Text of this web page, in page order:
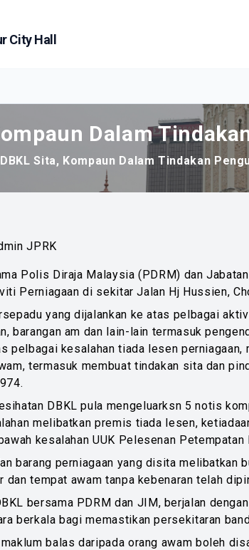
City Hall
Dalam
DBKL Sita, Kompaun Dalam Tindakan
JPRK
Polis Diraja Malaysia (PDRM) dan
Perniagaan di sekitar Jalan Hj Hussien,
yang dijalankan ke atas pelbagai
barangan am dan lain-lain termasuk
pelbagai kesalahan tiada lesen
termasuk membuat tindakan sita dan
DBKL pula mengeluarksn 5 notis
melibatkan premis tiada lesen,
kesalahan UUK Pelesenan Petempatan
barang perniagaan yang disita melibatkan
dan tempat awam tanpa kebenaran telah
bersama PDRM dan JIM, berjalan
berkala bagi memastikan persekitaran
balas daripada orang awam boleh